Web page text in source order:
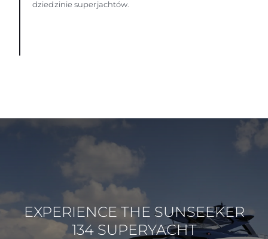
dziedzinie superjachtów.
EXPERIENCE THE SUNSEEKER
134 SUPERYACHT